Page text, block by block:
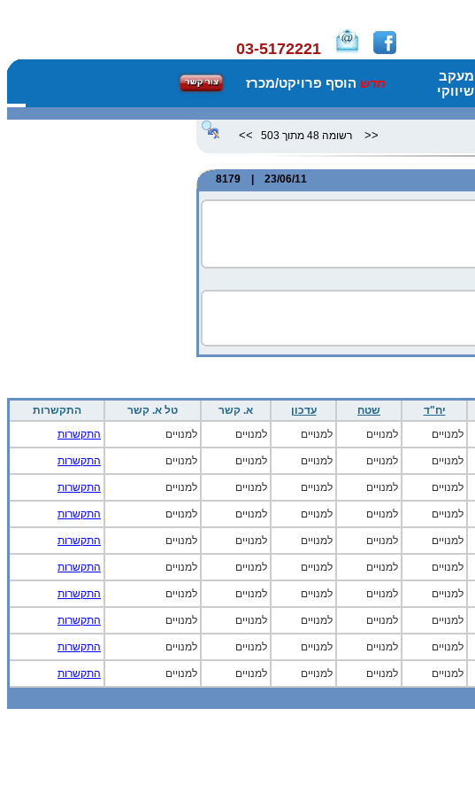
03-5172221
מעקב
שיווקי
חדש הוסף פרויקט/מכרז
<< רשומה 48 מתוך 503 >>
23/06/11 | 8179
יח"ד שטח עדכון א. קשר טל א. קשר
התקשרות
למנויים למנויים למנויים למנויים למנויים התקשרות
למנויים למנויים למנויים למנויים למנויים התקשרות
למנויים למנויים למנויים למנויים למנויים התקשרות
למנויים למנויים למנויים למנויים למנויים התקשרות
למנויים למנויים למנויים למנויים למנויים התקשרות
למנויים למנויים למנויים למנויים למנויים התקשרות
למנויים למנויים למנויים למנויים למנויים התקשרות
למנויים למנויים למנויים למנויים למנויים התקשרות
למנויים למנויים למנויים למנויים למנויים התקשרות
למנויים למנויים למנויים למנויים למנויים
התקשרות